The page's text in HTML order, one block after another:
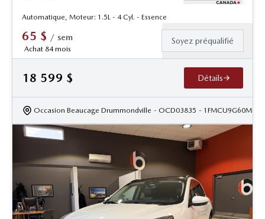
Automatique, Moteur: 1.5L - 4 Cyl. - Essence
65 $ / sem
Achat 84 mois
Soyez préqualifié
18 599 $ Détails
Occasion Beaucage Drummondville - OCD03835 -